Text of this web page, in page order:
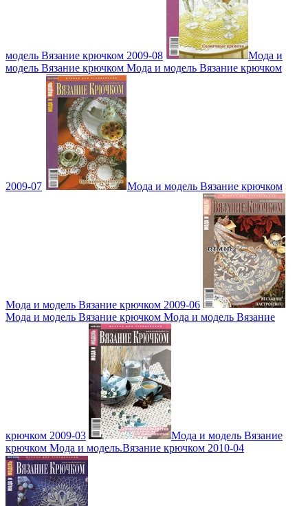
модель Вязание крючком 2009-08
Мода и
модель Вязание крючком Мода и модель Вязание крючком
2009-07 Мода и модель Вязание крючком
Мода и модель Вязание крючком 2009-06
Мода и модель Вязание крючком Мода и модель Вязание
крючком 2009-03
Мода и модель Вязание
крючком Мода и модель.Вязание крючком 2010-04